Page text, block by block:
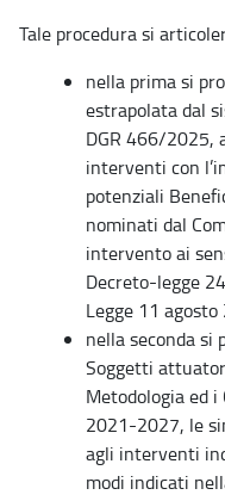
Tale procedura si
nella primasi
estrapolata dal
DGR 466/2025,
interventi con
potenziali
nominati dal
intervento ai
Decreto-legge
Legge 11
nella seconda si
Soggetti
Metodologia ed
2021-2027, le
agli interventi
modi indicati